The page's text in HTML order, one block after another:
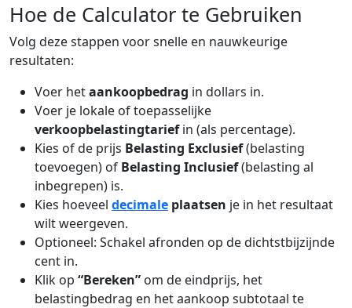
Hoe de Calculator te Gebruiken
Volg deze stappen voor snelle en nauwkeurige
resultaten:
Voer hetaankoopbedrag in dollars in.
Voer je lokale of toepasselijke
verkoopbelastingtariefin (als percentage).
Kies of de prijs Belasting Exclusief(belasting
toevoegen) of Belasting Inclusief(belasting al
inbegrepen) is.
Kies hoeveel decimale plaatsen je in het resultaat
wilt weergeven.
Optioneel: Schakel afronden op de dichtstbijzijnde
cent in.
Klik op “Bereken” om de eindprijs, het
belastingbedrag en het aankoop subtotaal te